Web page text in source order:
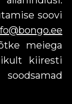
soovi
meiega
kiiresti